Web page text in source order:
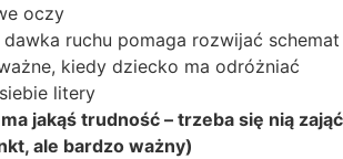
oczy
ruchu pomaga rozwijać schemat
kiedy dziecko ma odróżniać
litery
jakąś trudność – trzeba się nią zająć
ale bardzo ważny)